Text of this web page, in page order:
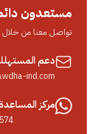
مستعدون
تواصل معنا من خلال
دعم
ind.com
مركز